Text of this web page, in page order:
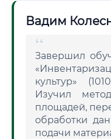
Вадим
Завершил
культур»
Изучил
площадей,
обработки
подачи